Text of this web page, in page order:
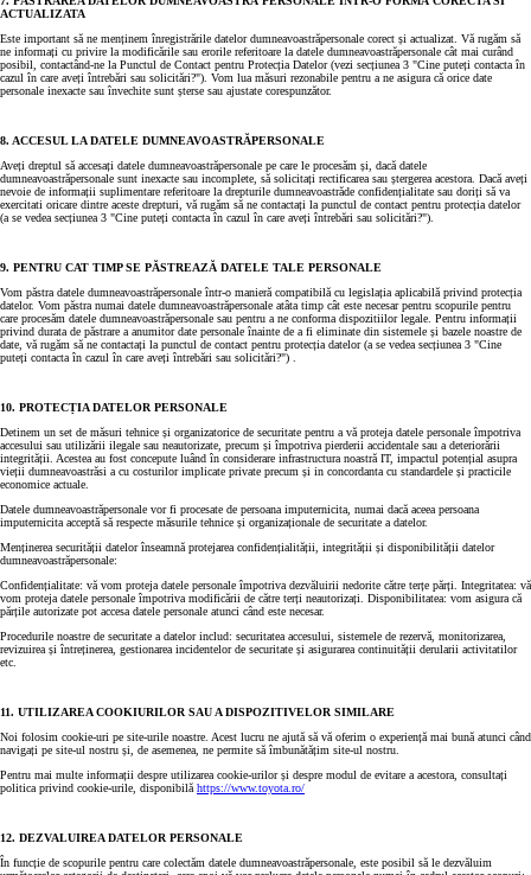
ACTUALIZATA
Este important să ne menținem înregistrările datelor dumneavoastrăpersonale corect și actualizat. Vă rugăm să
ne informați cu privire la modificările sau erorile referitoare la datele dumneavoastrăpersonale cât mai curând
posibil, contactând-ne la Punctul de Contact pentru Protecția Datelor (vezi secțiunea 3 "Cine puteți contacta în
cazul în care aveți întrebări sau solicitări?"). Vom lua măsuri rezonabile pentru a ne asigura că orice date
personale inexacte sau învechite sunt șterse sau ajustate corespunzător.
8. ACCESUL LA DATELE DUMNEAVOASTRĂPERSONALE
Aveți dreptul să accesați datele dumneavoastrăpersonale pe care le procesăm și, dacă datele
dumneavoastrăpersonale sunt inexacte sau incomplete, să solicitați rectificarea sau ștergerea acestora. Dacă aveți
nevoie de informații suplimentare referitoare la drepturile dumneavoastrăde confidențialitate sau doriți să va
exercitati oricare dintre aceste drepturi, vă rugăm să ne contactați la punctul de contact pentru protecția datelor
(a se vedea secțiunea 3 "Cine puteți contacta în cazul în care aveți întrebări sau solicitări?").
9. PENTRU CAT TIMP SE PĂSTREAZĂ DATELE TALE PERSONALE
Vom păstra datele dumneavoastrăpersonale într-o manieră compatibilă cu legislația aplicabilă privind protecția
datelor. Vom păstra numai datele dumneavoastrăpersonale atâta timp cât este necesar pentru scopurile pentru
care procesăm datele dumneavoastrăpersonale sau pentru a ne conforma dispozitiilor legale. Pentru informații
privind durata de păstrare a anumitor date personale înainte de a fi eliminate din sistemele și bazele noastre de
date, vă rugăm să ne contactați la punctul de contact pentru protecția datelor (a se vedea secțiunea 3 "Cine
puteți contacta în cazul în care aveți întrebări sau solicitări?") .
10. PROTECȚIA DATELOR PERSONALE
Detinem un set de măsuri tehnice și organizatorice de securitate pentru a vă proteja datele personale împotriva
accesului sau utilizării ilegale sau neautorizate, precum și împotriva pierderii accidentale sau a deteriorării
integrității. Acestea au fost concepute luând în considerare infrastructura noastră IT, impactul potențial asupra
vieții dumneavoastrăsi a cu costurilor implicate private precum și in concordanta cu standardele și practicile
economice actuale.
Datele dumneavoastrăpersonale vor fi procesate de persoana imputernicita, numai dacă aceea persoana
imputernicita acceptă să respecte măsurile tehnice și organizaționale de securitate a datelor.
Menținerea securității datelor înseamnă protejarea confidențialității, integrității și disponibilității datelor
dumneavoastrăpersonale:
Confidențialitate: vă vom proteja datele personale împotriva dezvăluirii nedorite către terțe părți. Integritatea: vă
vom proteja datele personale împotriva modificării de către terți neautorizați. Disponibilitatea: vom asigura că
părțile autorizate pot accesa datele personale atunci când este necesar.
Procedurile noastre de securitate a datelor includ: securitatea accesului, sistemele de rezervă, monitorizarea,
revizuirea și întreținerea, gestionarea incidentelor de securitate și asigurarea continuității derularii activitatilor
etc.
11. UTILIZAREA COOKIURILOR SAU A DISPOZITIVELOR SIMILARE
Noi folosim cookie-uri pe site-urile noastre. Acest lucru ne ajută să vă oferim o experiență mai bună atunci când
navigați pe site-ul nostru și, de asemenea, ne permite să îmbunătățim site-ul nostru.
Pentru mai multe informații despre utilizarea cookie-urilor și despre modul de evitare a acestora, consultați
politica privind cookie-urile, disponibilă https://www.toyota.ro/
12. DEZVALUIREA DATELOR PERSONALE
În funcție de scopurile pentru care colectăm datele dumneavoastrăpersonale, este posibil să le dezvăluim